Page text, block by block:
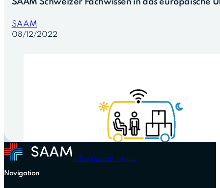
SAAM Schweizer Fachwissen in das europäische
SAAM
08/12/2022
info@saam.swiss
Navigation